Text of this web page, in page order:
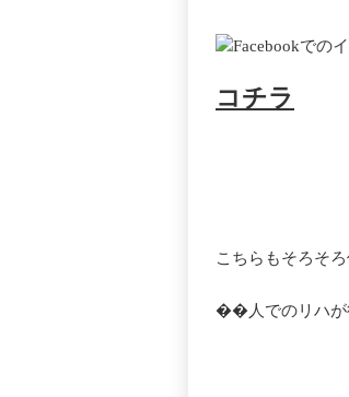
Facebookでの
コチラ
こちらもそろそ
��人でのリハが